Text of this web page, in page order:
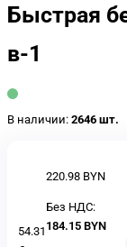
Быстрая
в-1
В наличии: 2646 шт.
54.31
220.98 BYN
Без НДС:
184.15 BYN